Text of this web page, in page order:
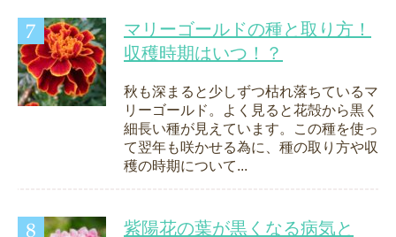
マリーゴールドの種と取り方！
収穫時期はいつ！？
秋も深まると少しずつ枯れ落ちているマ
リーゴールド。よく見ると花殻から黒く
細長い種が見えています。この種を使っ
て翌年も咲かせる為に、種の取り方や収
穫の時期について...
紫陽花の葉が黒くなる病気と